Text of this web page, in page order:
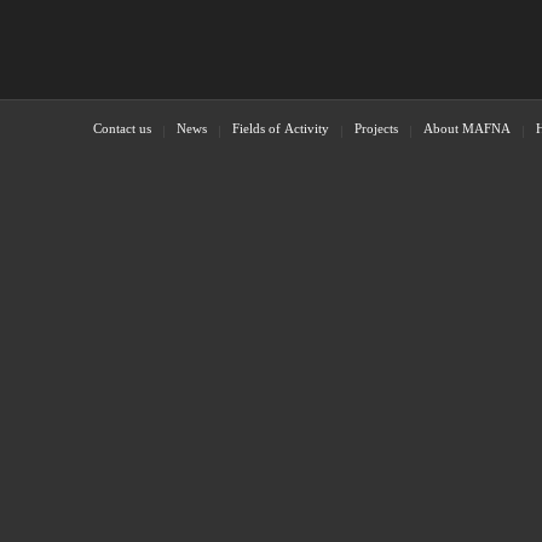
About MAFNA
Projects
Fields of Activity
News
Contact us